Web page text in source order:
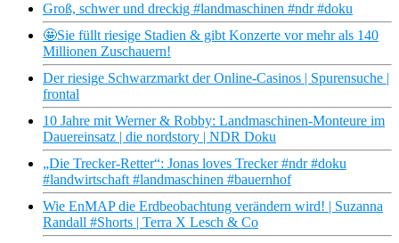
Groß, schwer und dreckig #landmaschinen #ndr #doku
🤩Sie füllt riesige Stadien & gibt Konzerte vor mehr als 140
Millionen Zuschauern!
Der riesige Schwarzmarkt der Online-Casinos | Spurensuche |
frontal
10 Jahre mit Werner & Robby: Landmaschinen-Monteure im
Dauereinsatz | die nordstory | NDR Doku
„Die Trecker-Retter“: Jonas loves Trecker #ndr #doku
#landwirtschaft #landmaschinen #bauernhof
Wie EnMAP die Erdbeobachtung verändern wird! | Suzanna
Randall #Shorts | Terra X Lesch & Co